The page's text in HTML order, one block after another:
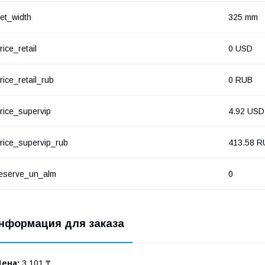
325 mm
0 USD
0 RUB
4.92 USD
413.58
0
для заказа
3 101 ₸